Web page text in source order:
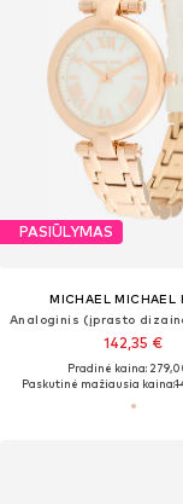
PASIŪLYMAS
MICHAEL MICHAEL
142,35 €
Pradinė kaina:
Paskutinė mažiausia kaina: